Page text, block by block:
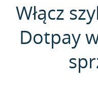
Włącz
Dotpay